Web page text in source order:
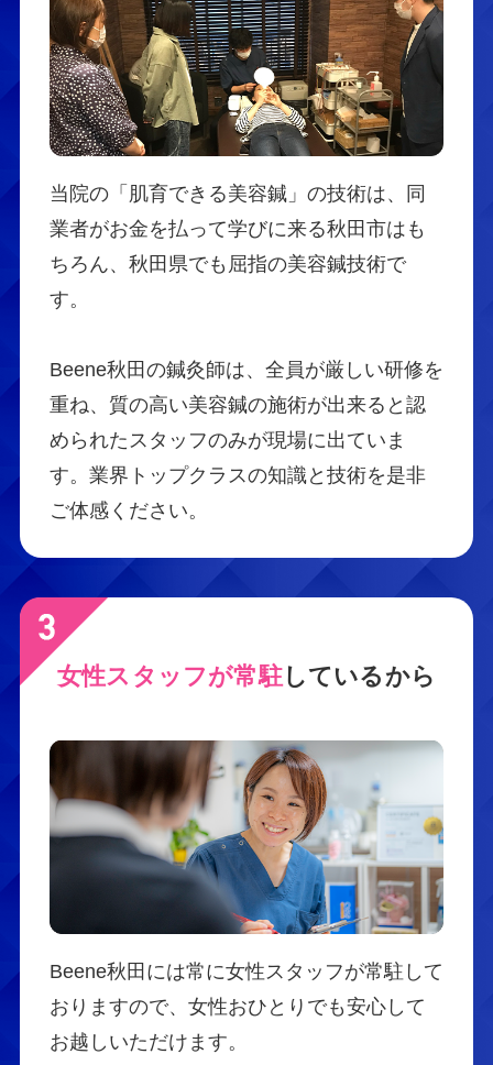
当院の「肌育できる美容鍼」の技術は、同
業者がお金を払って学びに来る秋田市はも
ちろん、秋田県でも屈指の美容鍼技術で
す。
Beene秋田の鍼灸師は、全員が厳しい研修を
重ね、質の高い美容鍼の施術が出来ると認
められたスタッフのみが現場に出ていま
す。業界トップクラスの知識と技術を是非
ご体感ください。
女性スタッフが常駐しているから
Beene秋田には常に女性スタッフが常駐して
おりますので、女性おひとりでも安心して
お越しいただけます。